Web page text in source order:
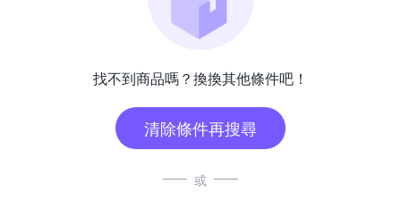
找不到商品嗎？換換其他條件吧！
清除條件再搜尋
或